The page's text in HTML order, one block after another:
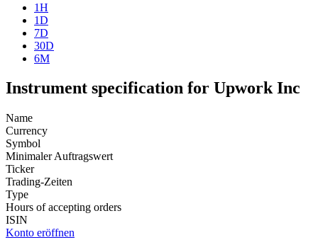
1H
1D
7D
30D
6M
Instrument specification for Upwork Inc
Name
Currency
Symbol
Minimaler Auftragswert
Ticker
Trading-Zeiten
Type
Hours of accepting orders
ISIN
Konto eröffnen